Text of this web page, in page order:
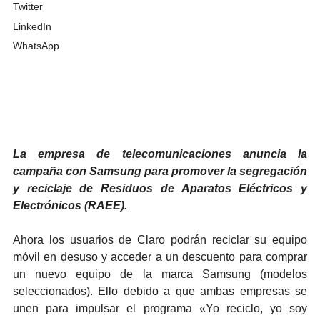
Twitter
LinkedIn
WhatsApp
La empresa de telecomunicaciones anuncia la
campaña con Samsung para promover la segregación
y reciclaje de Residuos de Aparatos Eléctricos y
Electrónicos (RAEE).
Ahora los usuarios de Claro podrán reciclar su equipo
móvil en desuso y acceder a un descuento para comprar
un nuevo equipo de la marca Samsung (modelos
seleccionados). Ello debido a que ambas empresas se
unen para impulsar el programa «Yo reciclo, yo soy